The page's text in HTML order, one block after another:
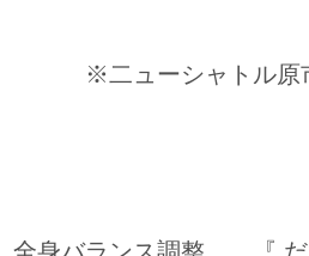
※二ューシャトル原市